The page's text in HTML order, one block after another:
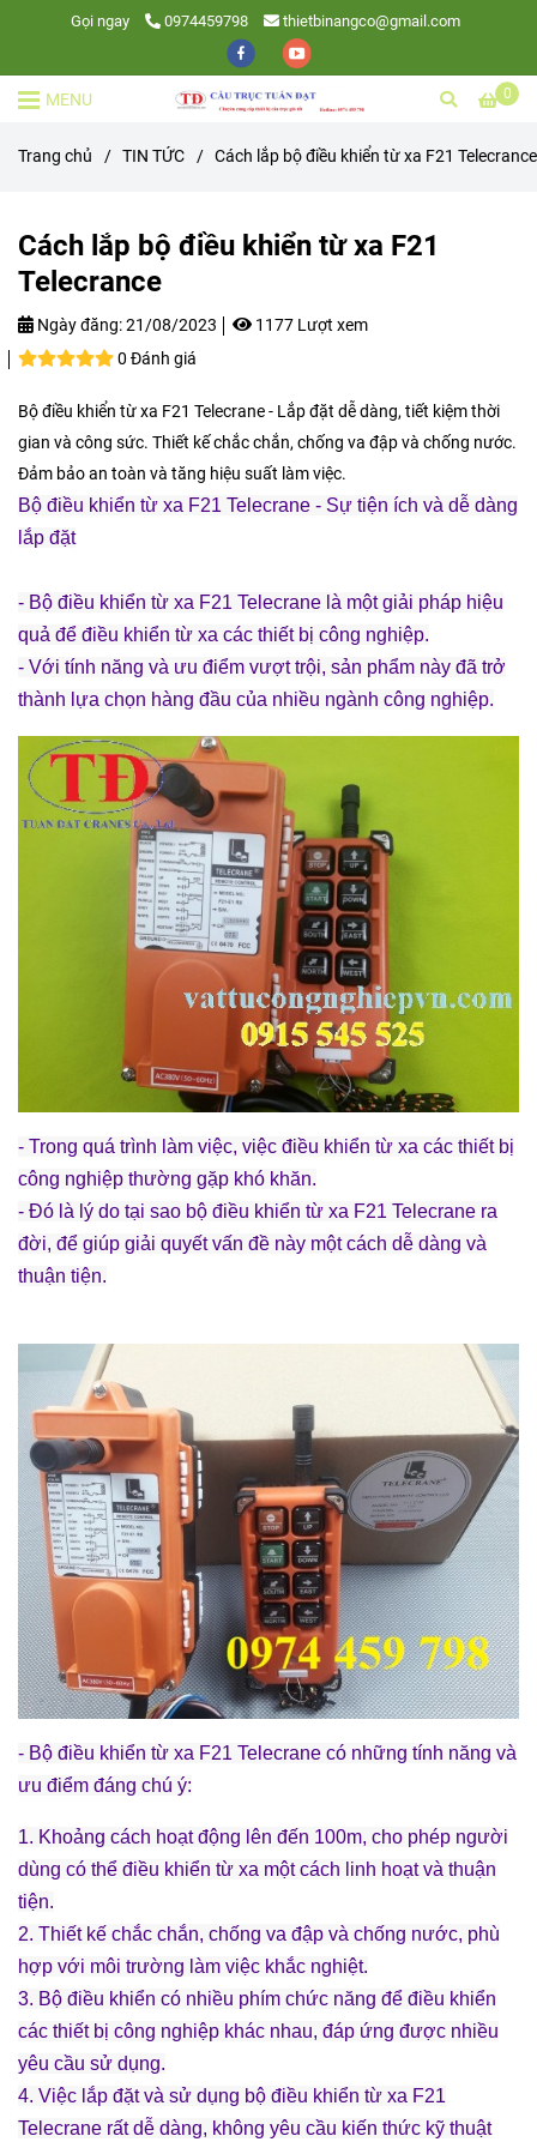
Gọi ngay 0974459798 thietbinangco@gmail.com
0
MENU
Trang chủ / TIN TỨC / Cách lắp bộ điều khiển từ xa F21 Telecrance
Cách lắp bộ điều khiển từ xa F21
Telecrance
Ngày đăng:21/08/2023
1177 Lượt xem
0 Đánh giá
Bộ điều khiển từ xa F21 Telecrane - Lắp đặt dễ dàng, tiết kiệm thời
gian và công sức. Thiết kế chắc chắn, chống va đập và chống nước.
Đảm bảo an toàn và tăng hiệu suất làm việc.
Bộ điều khiển từ xa F21 Telecrane - Sự tiện ích và dễ dàng
lắp đặt
- Bộ điều khiển từ xa F21 Telecrane là một giải pháp hiệu
quả để điều khiển từ xa các thiết bị công nghiệp.
- Với tính năng và ưu điểm vượt trội, sản phẩm này đã trở
thành lựa chọn hàng đầu của nhiều ngành công nghiệp.
- Trong quá trình làm việc, việc điều khiển từ xa các thiết bị
công nghiệp thường gặp khó khăn.
- Đó là lý do tại sao bộ điều khiển từ xa F21 Telecrane ra
đời, để giúp giải quyết vấn đề này một cách dễ dàng và
thuận tiện.
- Bộ điều khiển từ xa F21 Telecrane có những tính năng và
ưu điểm đáng chú ý:
1. Khoảng cách hoạt động lên đến 100m, cho phép người
dùng có thể điều khiển từ xa một cách linh hoạt và thuận
tiện.
2. Thiết kế chắc chắn, chống va đập và chống nước, phù
hợp với môi trường làm việc khắc nghiệt.
3. Bộ điều khiển có nhiều phím chức năng để điều khiển
các thiết bị công nghiệp khác nhau, đáp ứng được nhiều
yêu cầu sử dụng.
4. Việc lắp đặt và sử dụng bộ điều khiển từ xa F21
Telecrane rất dễ dàng, không yêu cầu kiến thức kỹ thuật